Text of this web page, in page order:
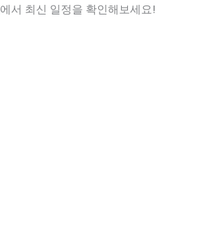
에서 최신 일정을 확인해보세요!